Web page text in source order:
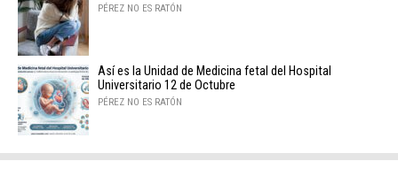
PÉREZ NO ES RATÓN
Así es la Unidad de Medicina fetal del Hospital
Universitario 12 de Octubre
PÉREZ NO ES RATÓN